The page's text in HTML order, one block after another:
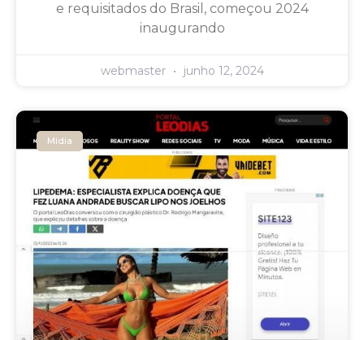
e requisitados do Brasil, começou 2024
inaugurando
webmaster junho 12, 2024
Mídia